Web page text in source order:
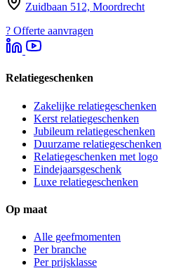
Zuidbaan 512, Moordrecht
? Offerte aanvragen
Relatiegeschenken
Zakelijke relatiegeschenken
Kerst relatiegeschenken
Jubileum relatiegeschenken
Duurzame relatiegeschenken
Relatiegeschenken met logo
Eindejaarsgeschenk
Luxe relatiegeschenken
Op maat
Alle geefmomenten
Per branche
Per prijsklasse